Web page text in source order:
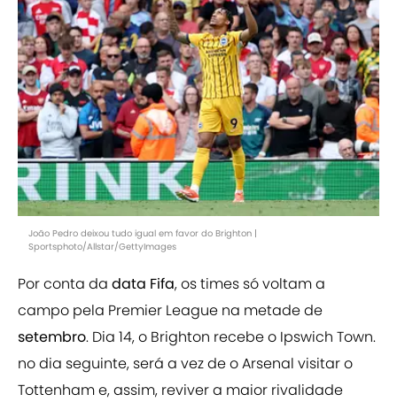
João Pedro deixou tudo igual em favor do Brighton |
Sportsphoto/Allstar/GettyImages
Por conta da data Fifa, os times só voltam a
campo pela Premier League na metade de
setembro. Dia 14, o Brighton recebe o Ipswich Town.
no dia seguinte, será a vez de o Arsenal visitar o
Tottenham e, assim, reviver a maior rivalidade